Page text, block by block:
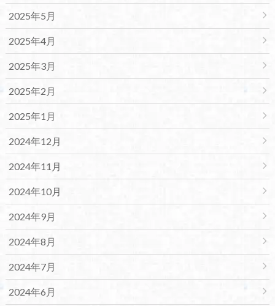
2025年5月
2025年4月
2025年3月
2025年2月
2025年1月
2024年12月
2024年11月
2024年10月
2024年9月
2024年8月
2024年7月
2024年6月